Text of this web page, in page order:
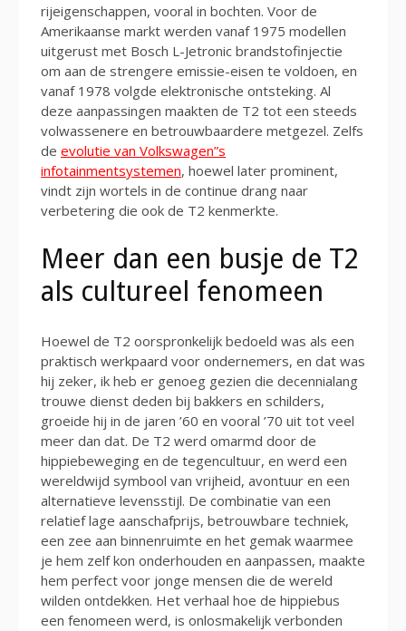
rijeigenschappen, vooral in bochten. Voor de
Amerikaanse markt werden vanaf 1975 modellen
uitgerust met Bosch L-Jetronic brandstofinjectie
om aan de strengere emissie-eisen te voldoen, en
vanaf 1978 volgde elektronische ontsteking. Al
deze aanpassingen maakten de T2 tot een steeds
volwassenere en betrouwbaardere metgezel. Zelfs
de evolutie van Volkswagen”s
infotainmentsystemen, hoewel later prominent,
vindt zijn wortels in de continue drang naar
verbetering die ook de T2 kenmerkte.
Meer dan een busje de T2
als cultureel fenomeen
Hoewel de T2 oorspronkelijk bedoeld was als een
praktisch werkpaard voor ondernemers, en dat was
hij zeker, ik heb er genoeg gezien die decennialang
trouwe dienst deden bij bakkers en schilders,
groeide hij in de jaren ’60 en vooral ’70 uit tot veel
meer dan dat. De T2 werd omarmd door de
hippiebeweging en de tegencultuur, en werd een
wereldwijd symbool van vrijheid, avontuur en een
alternatieve levensstijl. De combinatie van een
relatief lage aanschafprijs, betrouwbare techniek,
een zee aan binnenruimte en het gemak waarmee
je hem zelf kon onderhouden en aanpassen, maakte
hem perfect voor jonge mensen die de wereld
wilden ontdekken. Het verhaal hoe de hippiebus
een fenomeen werd, is onlosmakelijk verbonden